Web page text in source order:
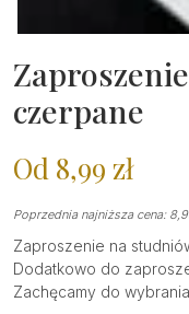
czerpane
Od 8,99 zł
Poprzednia najniższa cena:
Zaproszenie na
Dodatkowo do
Zachęcamy do